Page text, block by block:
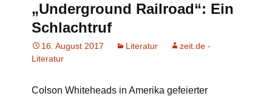
„Underground Railroad“: Ein
Schlachtruf
16. August 2017 Literatur
zeit.de -
Literatur
Colson Whiteheads in Amerika gefeierter